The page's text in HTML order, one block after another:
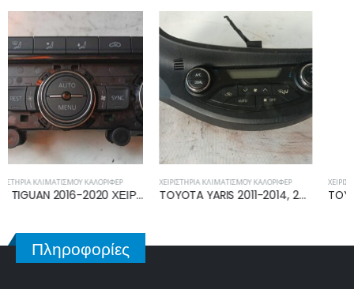
ΧΕΙΡΙΣΤΉΡΙΑ ΚΛΙΜΑΤΙΣΜΟΎ ΚΑΛΟΡΙΦΈΡ
TOYOTA YARIS 2011-2014, 2014-2017 ΧΕΙΡΙΣΤΗΡΙΟ ΚΑΛΟΡΙΦΕΡ ΚΛΙΜΑΤΙΣΜΟΥ 75F206
ΧΕΙΡΙΣΤΉΡΙΑ ΚΛΙΜΑΤΙΣΜΟΎ ΚΑΛΟΡΙΦΈΡ
TOYOTA YARIS 2006-2009, 2009-2011 ΧΕΙΡΙΣΤΗΡΙΟ ΚΑΛΟΡΙΦΕΡ ΚΛΙΜΑΤΙΣΜΟΥ 55406-0D190
Πληροφορίες